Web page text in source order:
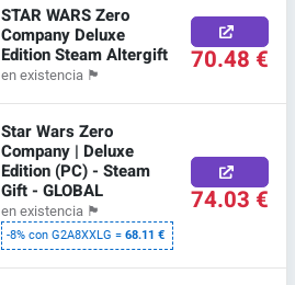
STAR WARS Zero
Company Deluxe
Edition Steam Altergift
en existencia 🏴 70.48 €
Star Wars Zero
Company | Deluxe
Edition (PC) - Steam
Gift - GLOBAL
en existencia 🏴
-8% con G2A8XXLG =68.11 €
74.03 €